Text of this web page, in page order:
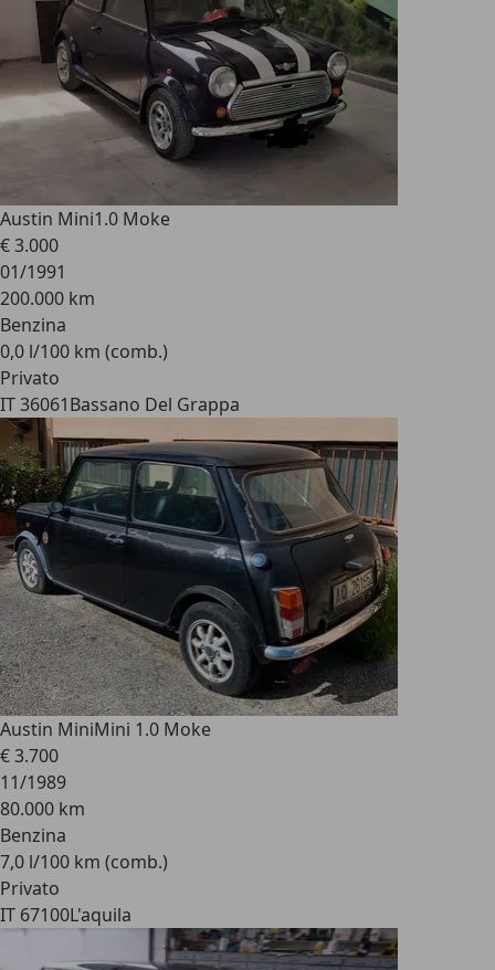
Austin Mini1.0 Moke
€ 3.000
01/1991
200.000 km
Benzina
0,0 l/100 km (comb.)
Privato
IT 36061Bassano Del Grappa
Austin MiniMini 1.0 Moke
€ 3.700
11/1989
80.000 km
Benzina
7,0 l/100 km (comb.)
Privato
IT 67100L'aquila